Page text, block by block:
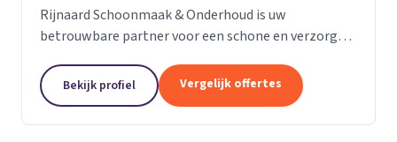
Rijnaard Schoonmaak & Onderhoud is uw
betrouwbare partner voor een schone en verzorgde
goed georganiseerd schoonmaakbedrijf uit
Zoetermeer, bieden wij...
Bekijk profiel Vergelijk offertes